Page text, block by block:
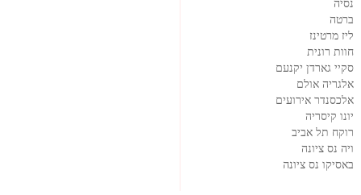
נסיה
ברטה
ליז מרטינז
חוות רונית
סקיי גארדן יקנעם
אלגריה אולם
אלכסנדר אירועים
יונו קיסריה
רוקח תל אביב
ויה נס ציונה
באסיקו נס ציונה